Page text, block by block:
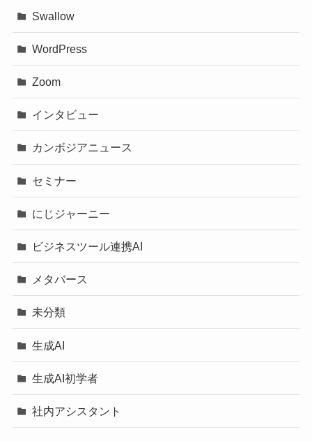
Swallow
WordPress
Zoom
インタビュー
カンボジアニュース
セミナー
にじジャーニー
ビジネスツール連携AI
メタバース
未分類
生成AI
生成AI初学者
社内アシスタント